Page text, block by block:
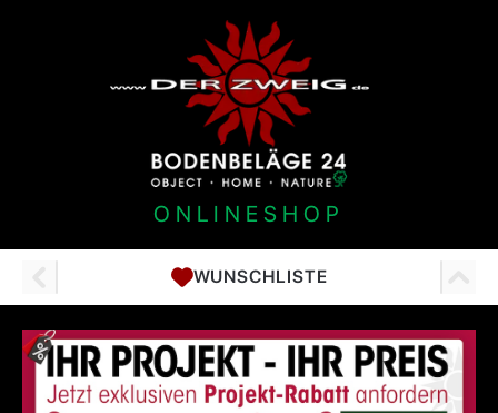
ONLINESHOP
WUNSCHLISTE